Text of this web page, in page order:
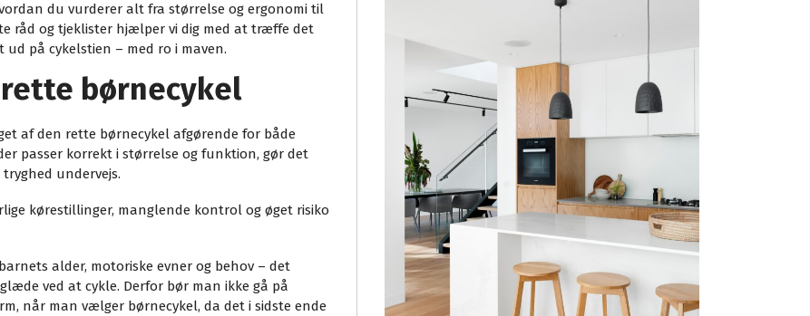
du vurderer alt fra størrelse og ergonomi til
råd og tjeklister hjælper vi dig med at træffe det
på cykelstien – med ro i maven.
børnecykel
af den rette børnecykel afgørende for både
passer korrekt i størrelse og funktion, gør det
undervejs.
kørestillinger, manglende kontrol og øget risiko
alder, motoriske evner og behov – det
ved at cykle. Derfor bør man ikke gå på
når man vælger børnecykel, da det i sidste ende